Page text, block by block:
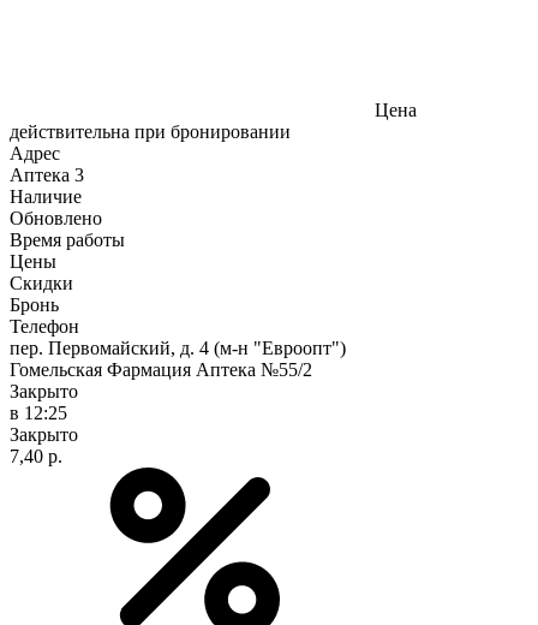
Цена
действительна при бронировании
Адрес
Аптека 3
Наличие
Обновлено
Время работы
Цены
Скидки
Бронь
Телефон
пер. Первомайский, д. 4 (м-н "Евроопт")
Гомельская Фармация Аптека №55/2
Закрыто
в 12:25
Закрыто
7,40 р.